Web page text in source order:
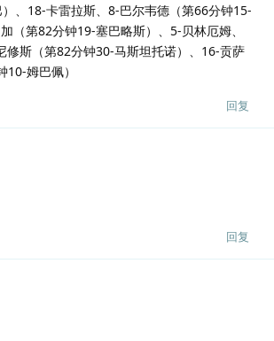
）、18-卡雷拉斯、8-巴尔韦德（第66分钟15-
（第82分钟19-塞巴略斯）、5-贝林厄姆、
修斯（第82分钟30-马斯坦托诺）、16-贡萨
姆巴佩）
回复
回复